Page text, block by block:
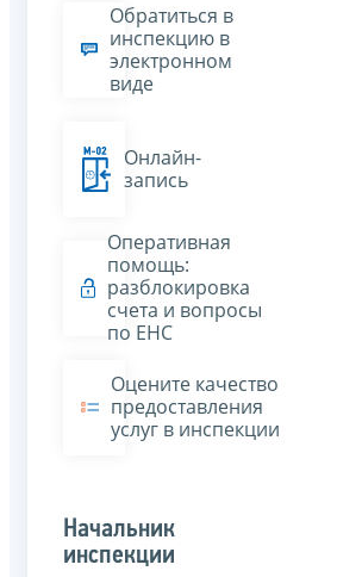
Обратиться в
инспекцию в
электронном
виде
Онлайн-
запись
Оперативная
помощь:
разблокировка
счета и вопросы
по ЕНС
Оцените качество
предоставления
услуг в инспекции
Начальник
инспекции